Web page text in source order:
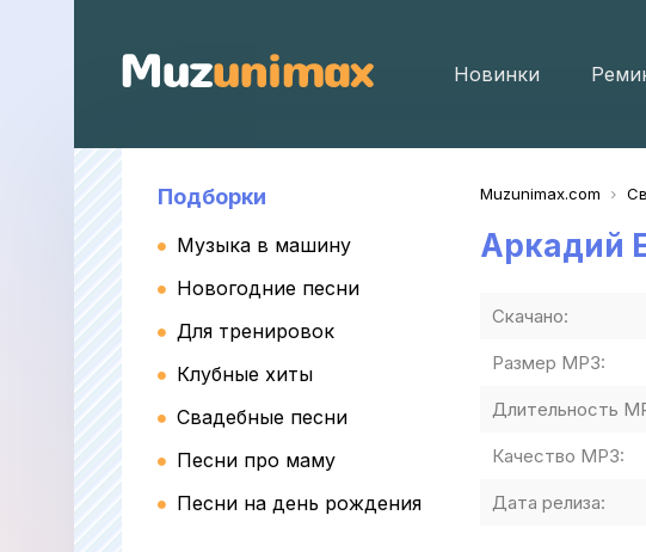
Новинки
Подборки
Музыка в машину
Новогодние песни
Для тренировок
Клубные хиты
Свадебные песни
Песни про маму
Песни на день рождения
Muzunimax.com
Аркадий
Скачано:
Размер MP3:
Длительность
Качество MP3:
Дата релиза: